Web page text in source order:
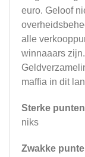
euro. Geloof
alle
winnaaars
maffia in dit
Sterke punten
niks
Zwakke